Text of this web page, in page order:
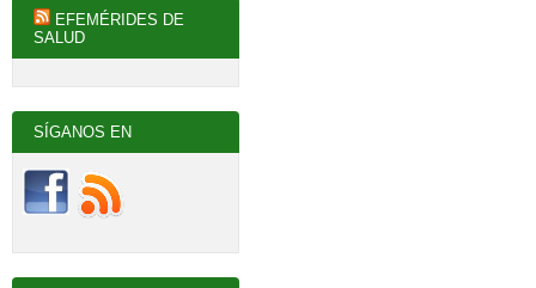
EFEMÉRIDES DE
SALUD
SÍGANOS EN